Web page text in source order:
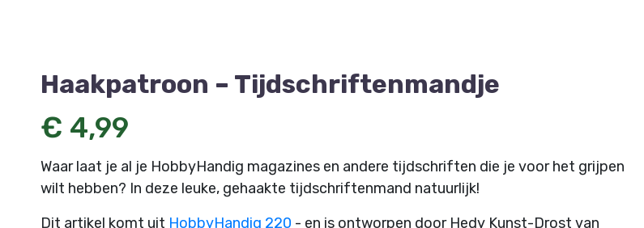
Haakpatroon – Tijdschriftenmandje
€ 4,99
Waar laat je al je HobbyHandig magazines en andere tijdschriften die je voor het grijpen
wilt hebben? In deze leuke, gehaakte tijdschriftenmand natuurlijk!
Dit artikel komt uit HobbyHandig 220 - en is ontworpen door Hedy Kunst-Drost van